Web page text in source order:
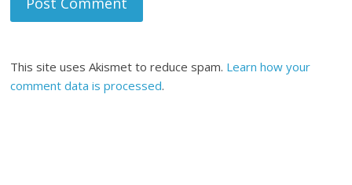
This site uses Akismet to reduce spam. Learn how your
comment data is processed.